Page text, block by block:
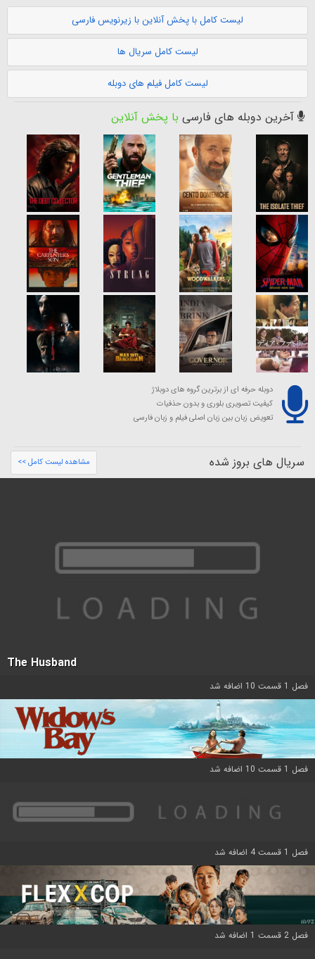
لیست کامل با پخش آنلاین با زیرنویس فارسی
لیست کامل سریال ها
لیست کامل فیلم های دوبله
آخرین دوبله های فارسی با پخش آنلاین
دوبله حرفه ای از برترین گروه های دوبلاژ
کیفیت تصویری بلوری و بدون حذفیات
تعویض زبان بین زبان اصلی فیلم و زبان فارسی
سریال های بروز شده مشاهده لیست کامل >>
The Husband
فصل 1 قسمت 10 اضافه شد
فصل 1 قسمت 10 اضافه شد
فصل 1 قسمت 4 اضافه شد
فصل 2 قسمت 1 اضافه شد